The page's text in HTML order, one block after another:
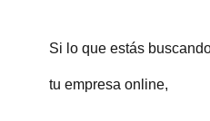
Si lo que estás
tu empresa online,